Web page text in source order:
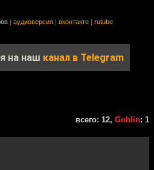
аудиоверсия вконтакте rutube
на наш канал в Telegram
всего: 12, Goblin: 1